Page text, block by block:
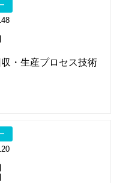
・生産プロセス技術